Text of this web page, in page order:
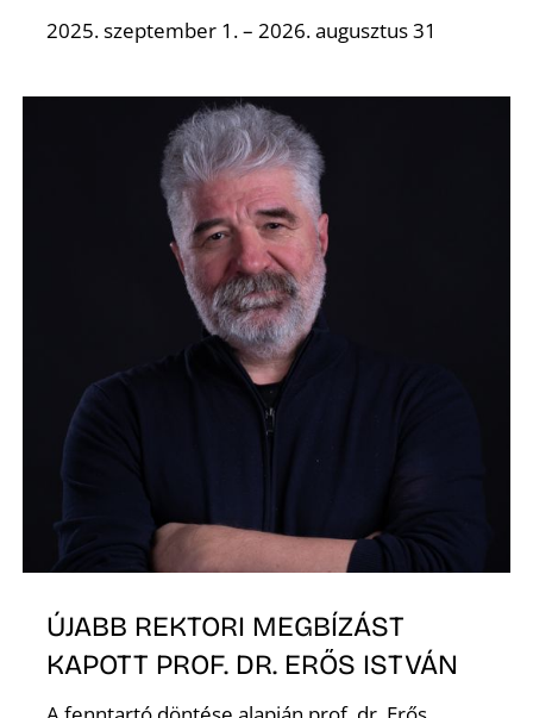
2025. szeptember 1. – 2026. augusztus 31
ÚJABB REKTORI MEGBÍZÁST
KAPOTT PROF. DR. ERŐS ISTVÁN